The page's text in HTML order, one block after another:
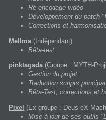
Ré-encodage vidéo
Développement du patch
Corrections et
Mellma(Indépendant)
Bêta-test
pinktagada(Groupe : MYTH-
Gestion du projet
Traduction scripts
Bêta-Test, corrections et
Pixel (Ex-groupe : Deus eX
Mise à jour de ses outils